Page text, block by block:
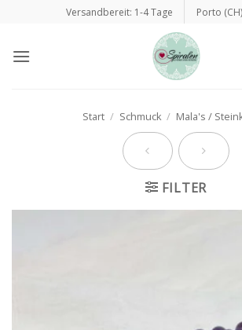
springen
Versandbereit: 1-4 Tage Porto
Start / Schmuck / Mala's /
FILTER